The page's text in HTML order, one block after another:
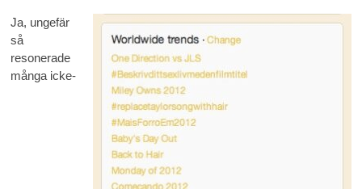
Ja, ungefär
så
resonerade
många icke-